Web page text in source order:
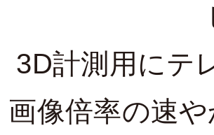
3D計測用にテ
画像倍率の速